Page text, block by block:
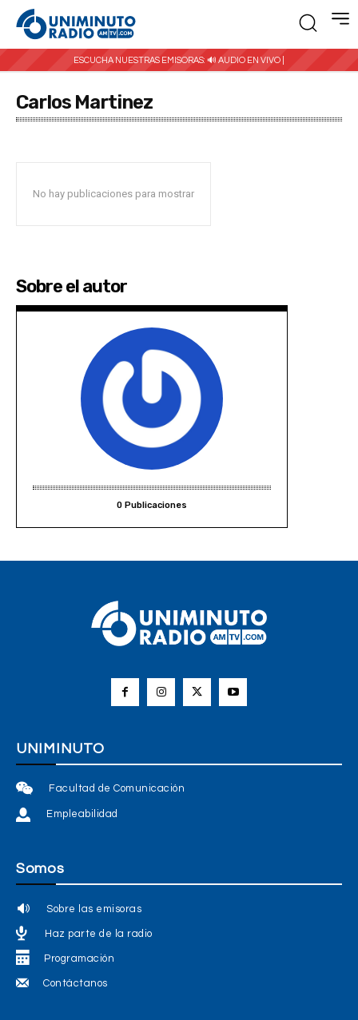
ESCUCHA NUESTRAS EMISORAS: 🔊 AUDIO EN VIVO |
Carlos Martinez
No hay publicaciones para mostrar
Sobre el autor
0 Publicaciones
UNIMINUTO
Facultad de Comunicación
Empleabilidad
Somos
Sobre las emisoras
Haz parte de la radio
Programación
Contáctanos